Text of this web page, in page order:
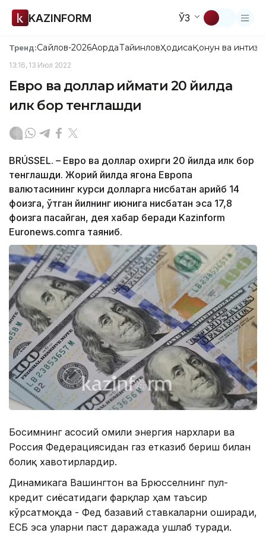
KAZINFORM ЎЗ
Тренд:Сайлов-2026АқордаТайинловҲодисаҚонун ва
13:16, 13 Июл 2022
Евро ва доллар қиймати 20 йилда
илк бор тенглашди
BRÚSSEL. – Евро ва доллар охирги 20 йилда илк бор
тенглашди. Жорий йилда ягона Европа
валютасининг курси долларга нисбатан қарийб 14
фоизга, ўтган йилнинг июнига нисбатан эса 17,8
фоизга пасайган, дея хабар беради Kazinform
Еuronews.comга таяниб.
Босимнинг асосий омили энергия нархлари ва
Россия Федерациясидан газ етказиб бериш билан
боғлиқ хавотирлардир.
Динамикага Вашингтон ва Брюсселнинг пул-
кредит сиёсатидаги фарқлар ҳам таъсир
кўрсатмоқда - Фед базавий ставкаларни оширади,
ЕCБ эса уларни паст даражада ушлаб туради.